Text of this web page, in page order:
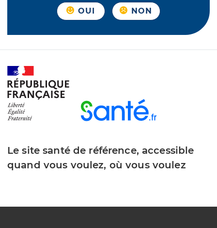
OUI NON
Le site santé de référence, accessible
quand vous voulez, où vous voulez